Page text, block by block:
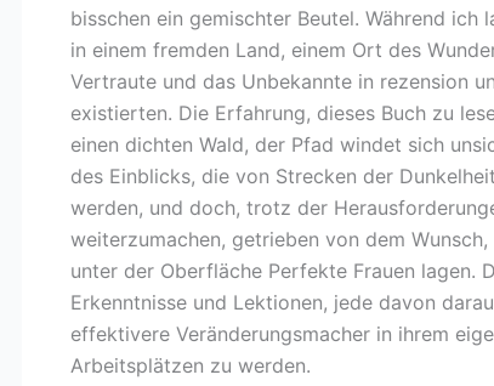
bisschen ein gemischter Beutel. Während ich
in einem fremden Land, einem Ort des
Vertraute und das Unbekannte in rezension
existierten. Die Erfahrung, dieses Buch zu
einen dichten Wald, der Pfad windet sich
des Einblicks, die von Strecken der
werden, und doch, trotz der
weiterzumachen, getrieben von dem
unter der Oberfläche Perfekte Frauen lagen.
Erkenntnisse und Lektionen, jede davon
effektivere Veränderungsmacher in ihrem
Arbeitsplätzen zu werden.